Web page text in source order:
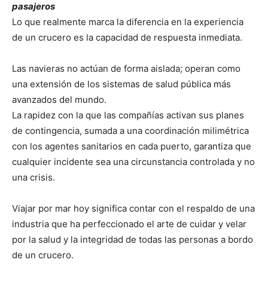
pasajeros
Lo que realmente marca la diferencia en la experiencia
de un crucero es la capacidad de respuesta inmediata.
Las navieras no actúan de forma aislada; operan como
una extensión de los sistemas de salud pública más
avanzados del mundo.
La rapidez con la que las compañías activan sus planes
de contingencia, sumada a una coordinación milimétrica
con los agentes sanitarios en cada puerto, garantiza que
cualquier incidente sea una circunstancia controlada y no
una crisis.
Viajar por mar hoy significa contar con el respaldo de una
industria que ha perfeccionado el arte de cuidar y velar
por la salud y la integridad de todas las personas a bordo
de un crucero.